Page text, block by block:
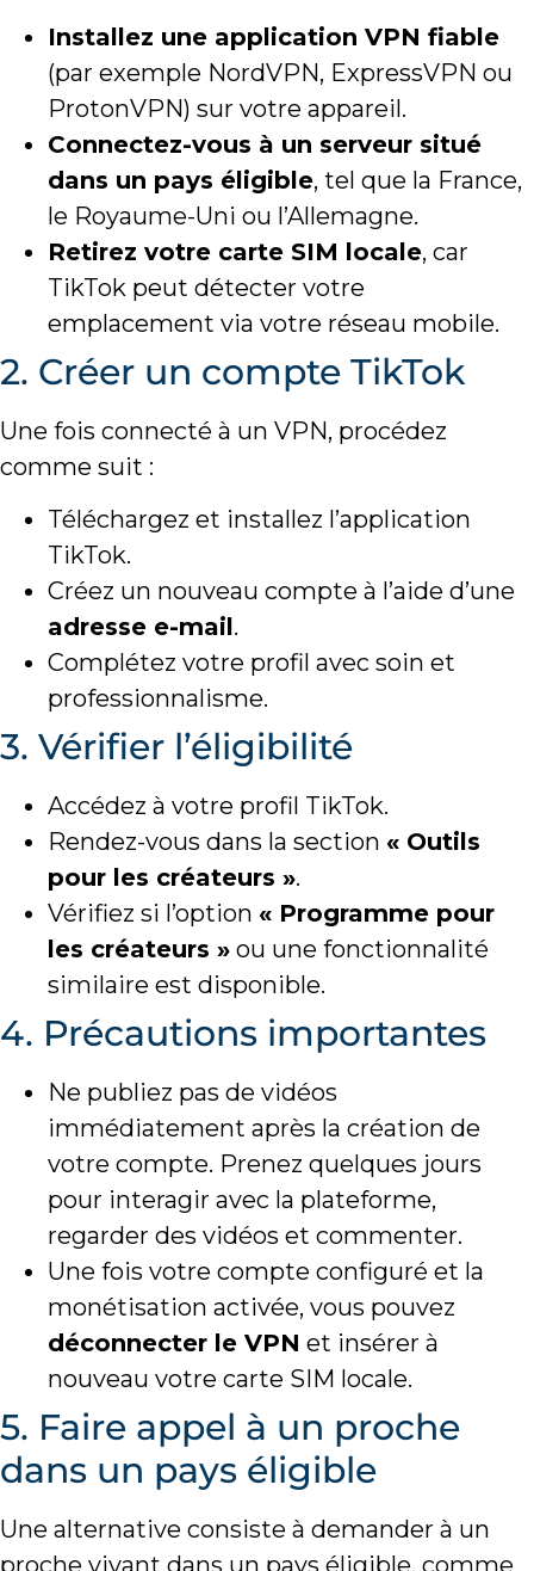
Installez une application VPN fiable
(par exemple NordVPN, ExpressVPN ou
ProtonVPN) sur votre appareil.
Connectez-vous à un serveur situé
dans un pays éligible, tel que la France,
le Royaume-Uni ou l’Allemagne.
Retirez votre carte SIM locale, car
TikTok peut détecter votre
emplacement via votre réseau mobile.
2. Créer un compte TikTok
Une fois connecté à un VPN, procédez
comme suit :
Téléchargez et installez l’application
TikTok.
Créez un nouveau compte à l’aide d’une
adresse e-mail.
Complétez votre profil avec soin et
professionnalisme.
3. Vérifier l’éligibilité
Accédez à votre profil TikTok.
Rendez-vous dans la section « Outils
pour les créateurs ».
Vérifiez si l’option « Programme pour
les créateurs » ou une fonctionnalité
similaire est disponible.
4. Précautions importantes
Ne publiez pas de vidéos
immédiatement après la création de
votre compte. Prenez quelques jours
pour interagir avec la plateforme,
regarder des vidéos et commenter.
Une fois votre compte configuré et la
monétisation activée, vous pouvez
déconnecter le VPN et insérer à
nouveau votre carte SIM locale.
5. Faire appel à un proche
dans un pays éligible
Une alternative consiste à demander à un